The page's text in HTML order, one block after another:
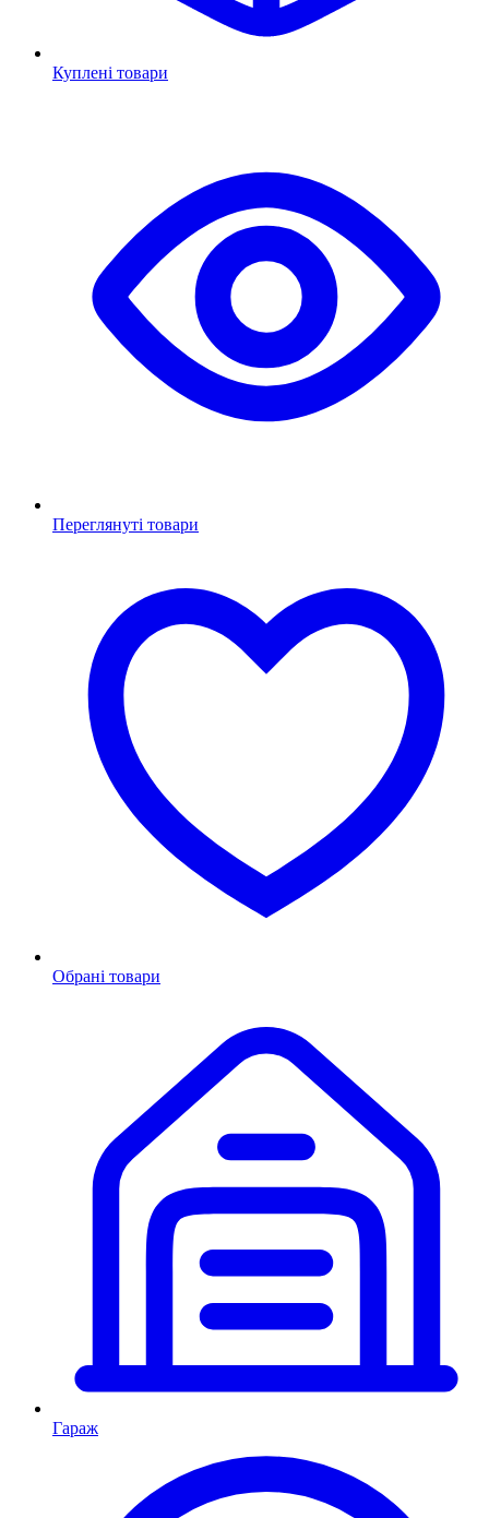
Куплені товари
Переглянуті товари
Обрані товари
Гараж